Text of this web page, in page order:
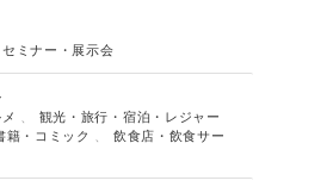
ミナー・展示会
観光・旅行・宿泊・レジャー
籍・コミック
飲食店・飲食サー